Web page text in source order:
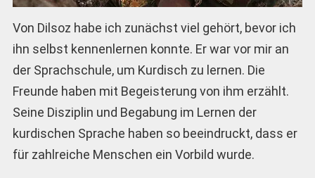
Von Dilsoz habe ich zunächst viel gehört, bevor ich
ihn selbst kennenlernen konnte. Er war vor mir an
der Sprachschule, um Kurdisch zu lernen. Die
Freunde haben mit Begeisterung von ihm erzählt.
Seine Disziplin und Begabung im Lernen der
kurdischen Sprache haben so beeindruckt, dass er
für zahlreiche Menschen ein Vorbild wurde.